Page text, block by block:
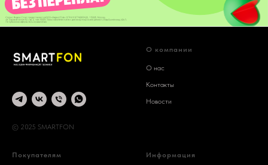
© 2025 SMARTFON
О компании
О нас
Контакты
Новости
Покупателям Информация